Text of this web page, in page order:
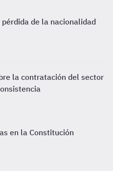
de la nacionalidad
la contratación del sector
en la Constitución